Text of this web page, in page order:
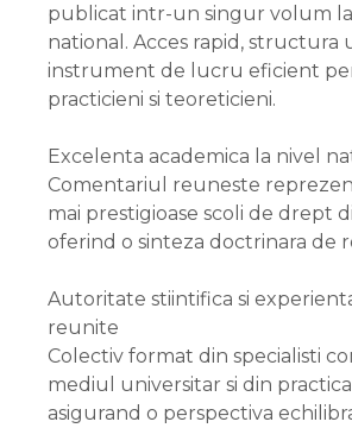
publicat intr-un singur volum la
national. Acces rapid, structura
instrument de lucru eficient
practicieni si teoreticieni.
Excelenta academica la nivel
Comentariul reuneste
mai prestigioase scoli de drept
oferind o sinteza doctrinara de
Autoritate stiintifica si
reunite
Colectiv format din specialisti
mediul universitar si din
asigurand o perspectiva